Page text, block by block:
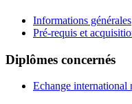
Informations générales
Pré-requis et
Diplômes concernés
Echange international